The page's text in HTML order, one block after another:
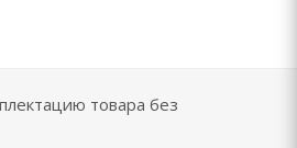
товара без